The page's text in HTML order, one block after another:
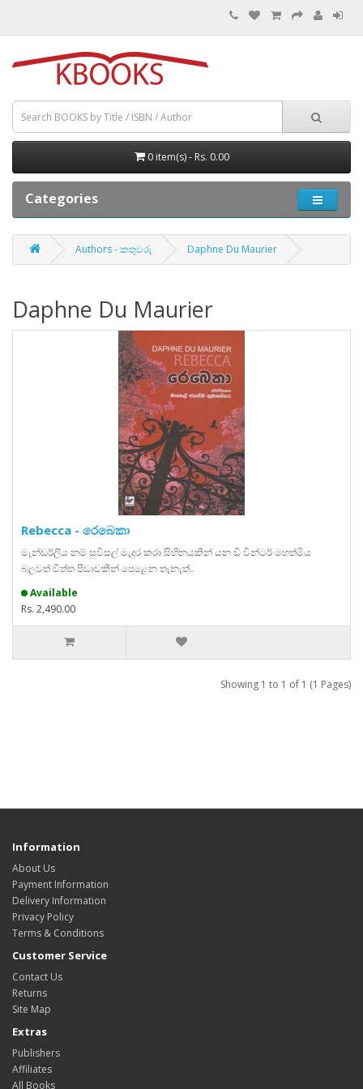
0 item(s) - Rs. 0.00
Categories
Authors - කතුවරු Daphne Du Maurier
Daphne Du Maurier
Rebecca - රෙබෙකා
මැන්ඩර්ලිය නම් සුවිසල් මැදුර කරා සිහිනයකින් යන ඩි වින්ටර් මහත්මිය
බලවත් චිත්ත පීඩාවකින් පෙළෙන තැනැත්..
Available
Rs. 2,490.00
Showing 1 to 1 of 1 (1 Pages)
Information
About Us
Payment Information
Delivery Information
Privacy Policy
Terms & Conditions
Customer Service
Contact Us
Returns
Site Map
Extras
Publishers
Affiliates
All Books